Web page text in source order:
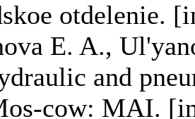
otdelenie.
E. A.,
and
cow: MAI.